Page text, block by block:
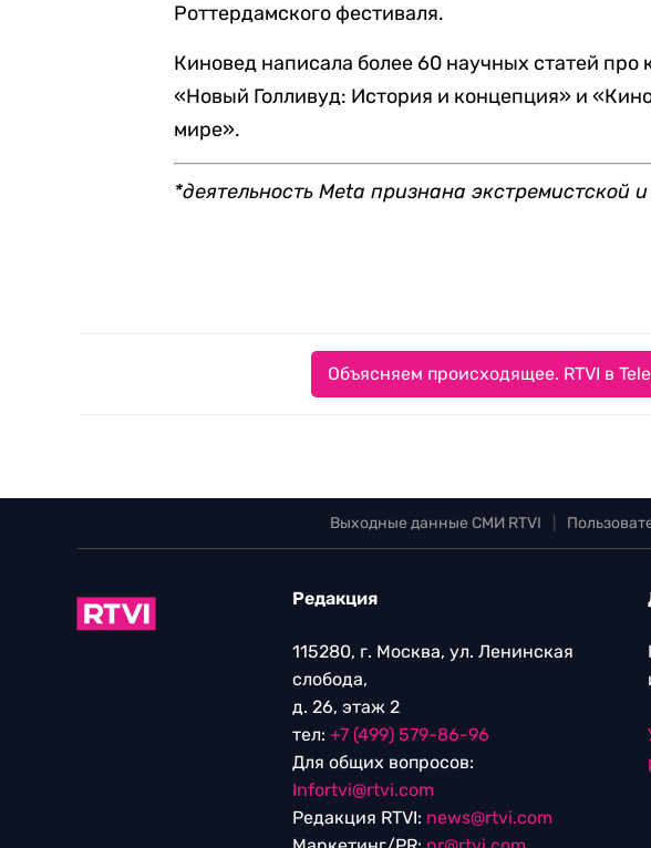
Роттердамского фестиваля.
Киновед написала более 60 научных статей про
«Новый Голливуд: История и концепция» и
мире».
*деятельность Meta признана экстремистской
Объясняем происходящее. RTVI в
Выходные данные СМИ RTVI
Редакция
115280, г. Москва, ул. Ленинская
слобода,
д. 26, этаж 2
тел: +7 (499) 579-86-96
Для общих вопросов:
Infortvi@rtvi.com
Редакция RTVI: news@rtvi.com